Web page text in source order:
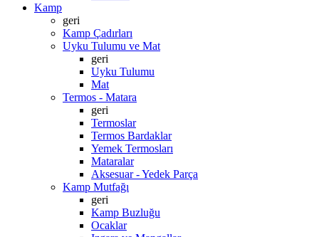
Kamp
geri
Kamp Çadırları
Uyku Tulumu ve Mat
geri
Uyku Tulumu
Mat
Termos - Matara
geri
Termoslar
Termos Bardaklar
Yemek Termosları
Mataralar
Aksesuar - Yedek Parça
Kamp Mutfağı
geri
Kamp Buzluğu
Ocaklar